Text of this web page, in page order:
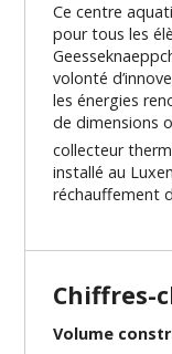
Ce centre
pour tous les
volonté
les énergies
de dimensions
collecteur
installé au
réchauffement
Chiffres-
Volume